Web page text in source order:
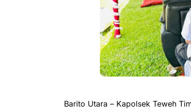
Barito Utara – Kapolsek Teweh